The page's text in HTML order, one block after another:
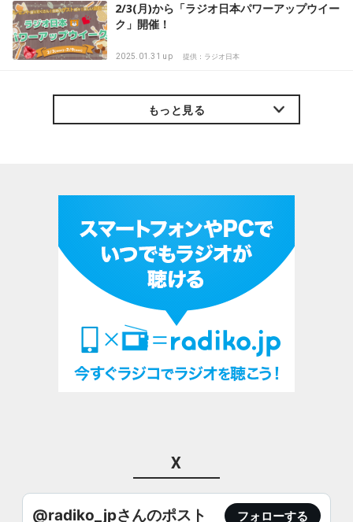
2/3(月)から「ラジオ日本パワーアップウイー
ク」開催！
2025.01.31 up 提供：ラジオ日本
もっと見る
X
@radiko_jpさんのポスト フォローする